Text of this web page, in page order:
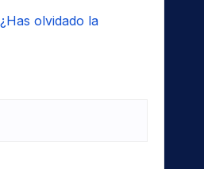
¿Has olvidado la